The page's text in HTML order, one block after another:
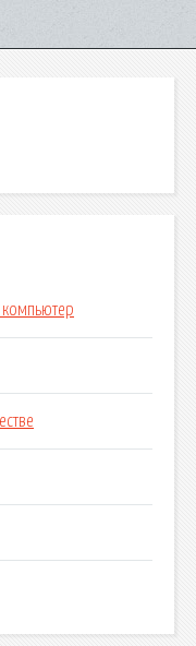
компьютер